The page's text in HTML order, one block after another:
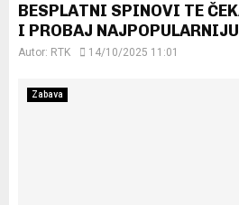
BESPLATNI SPINOVI TE
I PROBAJ
Autor: RTK 14/10/2025 11:01
Zabava